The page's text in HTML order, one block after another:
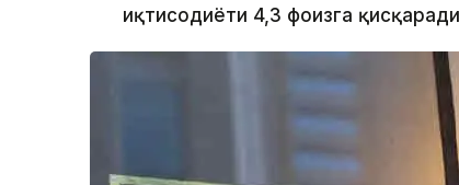
иқтисодиёти 4,3 фоизга